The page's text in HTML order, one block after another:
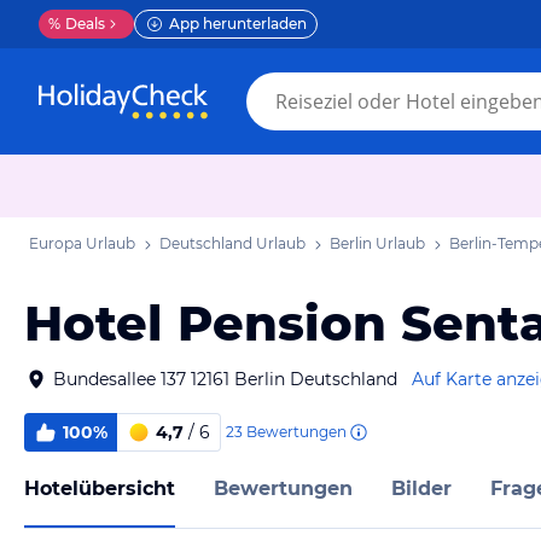
% Deals App herunterladen
Europa Urlaub Deutschland Urlaub Berlin Urlaub Berlin-
Hotel Pension
Bundesallee 137 12161 Berlin Deutschland Auf Karte
100% 4,7 / 6 23 Bewertungen
Hotelübersicht Bewertungen Bilder